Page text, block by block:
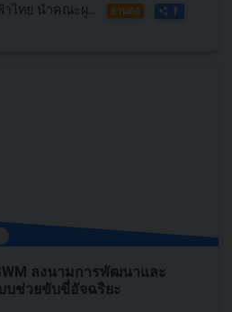
ไทย นำคณะผู...
อ่านต่อ
ลงนามการพัฒนาและ
บช่วยขับขี่อัจฉริยะ